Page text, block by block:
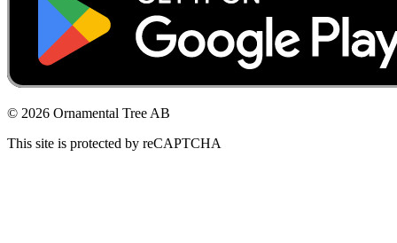
© 2026 Ornamental Tree AB
This site is protected by reCAPTCHA